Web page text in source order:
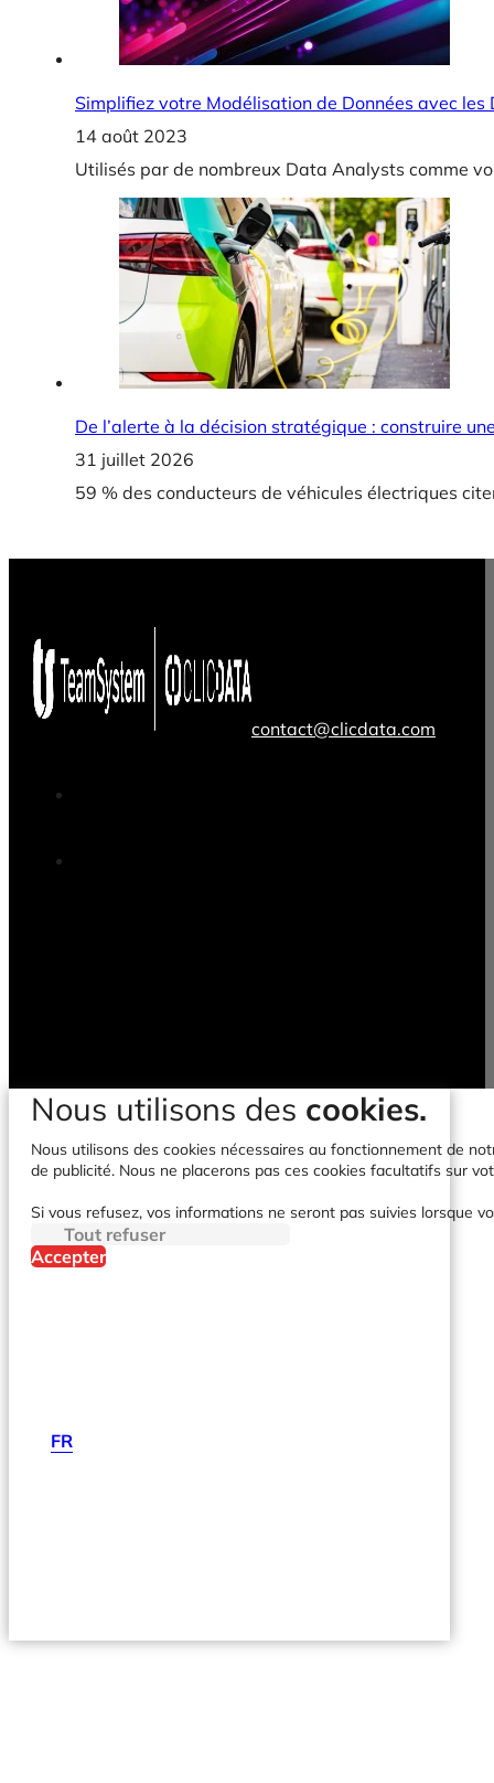
Simplifiez votre Modélisation de Données avec
14 août 2023
Utilisés par de nombreux Data Analysts comme
De l’alerte à la décision stratégique : construire
31 juillet 2026
59 % des conducteurs de véhicules électriques
contact@clicdata.com
FR
Nous utilisons des cookies.
Nous utilisons des cookies nécessaires au fonctionnement de
de publicité. Nous ne placerons pas ces cookies facultatifs sur
Si vous refusez, vos informations ne seront pas suivies lorsque
Tout refuser
Accepter